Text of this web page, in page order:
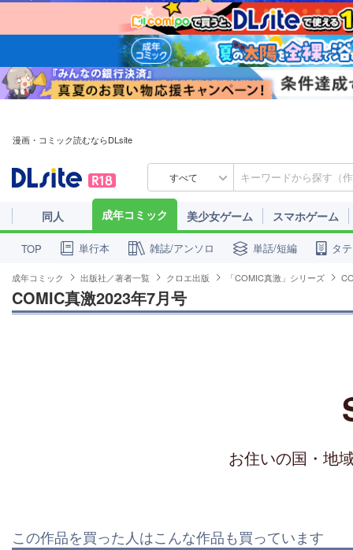
漫画・コミック読むならDLsite
すべて
同人 成年コミック 美少女ゲーム スマホゲーム
TOP 単行本 雑誌/アンソロ 単話/短編 タ
成年コミック 出版社／著者一覧 クロエ出版 「COMIC真激」シリーズ
COMIC真激2023年7月号
お住いの国・地
この作品を買った人はこんな作品も買っています